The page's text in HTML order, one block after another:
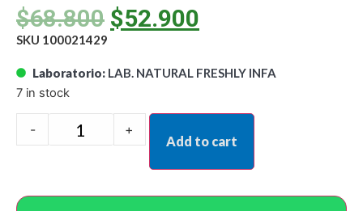
$68.800 $52.900
SKU 100021429
Laboratorio: LAB. NATURAL FRESHLY INFA
7 in stock
- +
Add to cart